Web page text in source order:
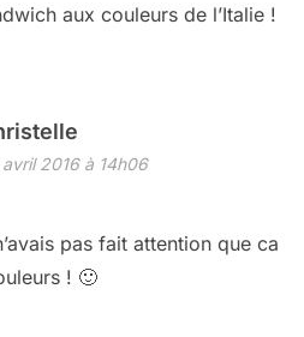
aux couleurs de l’Italie !
avril 2016 à 14h06
pas fait attention que ca
! 🙂